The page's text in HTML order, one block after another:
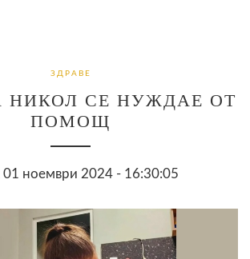
ЗДРАВЕ
НИКОЛ СЕ НУЖДАЕ ОТ
ПОМОЩ
01 ноември 2024 - 16:30:05